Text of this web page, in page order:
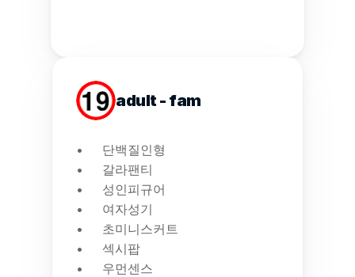
adult - fam
단백질인형
갈라팬티
성인피규어
여자성기
초미니스커트
섹시팝
우먼센스